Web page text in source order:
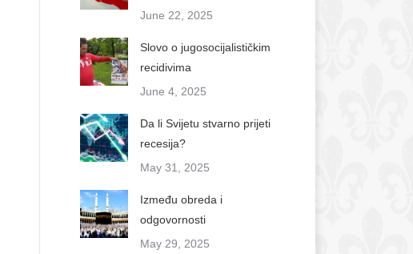
June 22, 2025
Slovo o jugosocijalističkim
recidivima
June 4, 2025
Da li Svijetu stvarno prijeti
recesija?
May 31, 2025
Između obreda i
odgovornosti
May 29, 2025